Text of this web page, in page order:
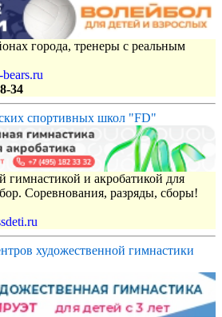
города, тренеры с реальным
34
спортивных школ "FD"
гимнастикой и акробатикой для
Соревнования, разряды, сборы!
художественной гимнастики